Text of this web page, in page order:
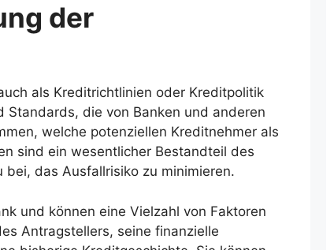
der
als Kreditrichtlinien oder Kreditpolitik
Standards, die von Banken und anderen
welche potenziellen Kreditnehmer als
sind ein wesentlicher Bestandteil des
bei, das Ausfallrisiko zu minimieren.
und können eine Vielzahl von Faktoren
Antragstellers, seine finanzielle